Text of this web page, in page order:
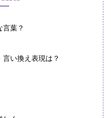
言葉？
言い換え表現は？